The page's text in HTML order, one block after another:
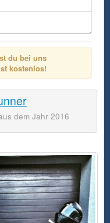
du bei uns
kostenlos!
dem Jahr 2016